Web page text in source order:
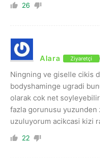
26
Alara Ziyaretçi
Ningning ve giselle cikis
bodyshaminge ugradi
olarak cok net
fazla gorunusu
uzuluyorum acikcasi kizi
22